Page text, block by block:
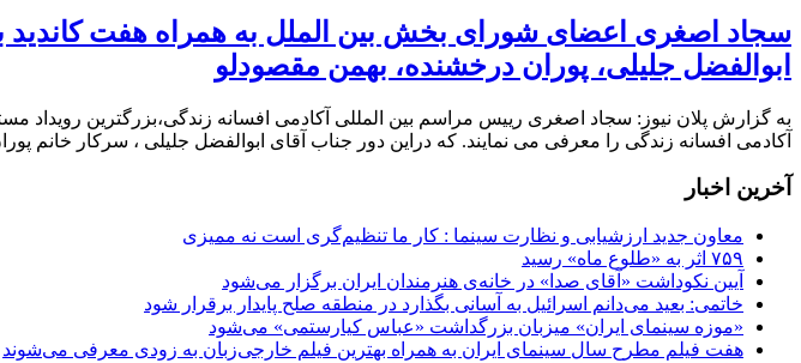
سجاد اصغری اعضای شورای بخش بین الملل به همراه هفت کاندید
ابوالفضل جلیلی، پوران درخشنده، بهمن مقصودلو
آکادمی افسانه زندگی را معرفی می نمایند. که دراین دور جناب آقای ابوالفضل جلیلی ، سرکار خانم
آخرین اخبار
معاون جدید ارزشیابی و نظارت سینما : کار ما تنظیم‌گری است نه ممیزی
۷۵۹ اثر به «طلوع ماه» رسید
آیین نکوداشت «آقای صدا» در خانه‌ی هنرمندان ایران برگزار می‌شود
خاتمی: بعید می‌دانم اسرائیل به آسانی بگذارد در منطقه صلح پایدار برقرار شود
«موزه سینمای ایران» میزبان بزرگداشت «عباس کیارستمی» می‌شود
هفت فیلم مطرح سال سینمای ایران به همراه بهترین فیلم خارجی‌زبان به زودی معرفی می‌شوند